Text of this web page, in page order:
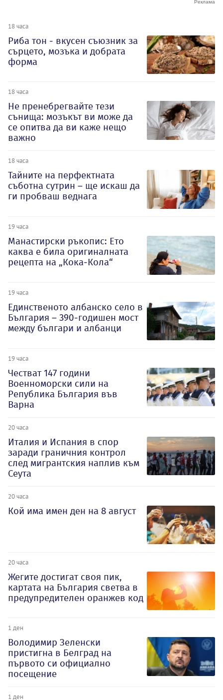
18 часа
Риба тон - вкусен съюзник за
сърцето, мозъка и добрата
форма
18 часа
Не пренебрегвайте тези
сънища: мозъкът ви може да
се опитва да ви каже нещо
важно
18 часа
Тайните на перфектната
съботна сутрин – ще искаш да
ги пробваш веднага
19 часа
Манастирски ръкопис: Ето
каква е била оригиналната
рецепта на „Кока-Кола“
19 часа
Единственото албанско село в
България – 390-годишен мост
между българи и албанци
19 часа
Честват 147 години
Военноморски сили на
Република България във
Варна
20 часа
Италия и Испания в спор
заради граничния контрол
след мигрантския наплив към
Сеута
20 часа
Кой има имен ден на 8 август
20 часа
Жегите достигат своя пик,
картата на България светва в
предупредителен оранжев код
1 ден
Володимир Зеленски
пристигна в Белград на
първото си официално
посещение
1 ден